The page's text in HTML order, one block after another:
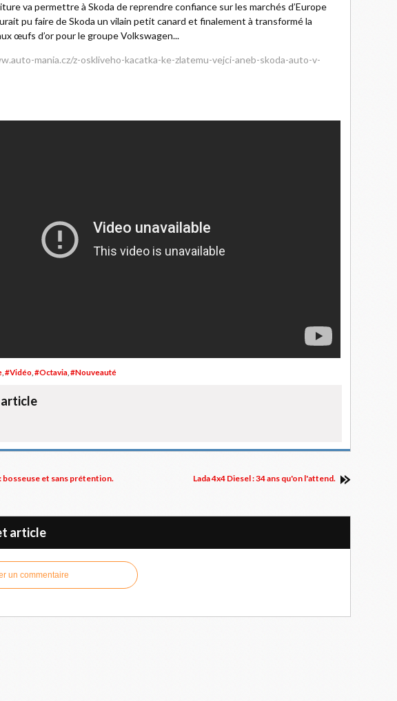
va permettre à Skoda de reprendre confiance sur les marchés d’Europe
pu faire de Skoda un vilain petit canard et finalement à transformé la
œufs d’or pour le groupe Volkswagen...
mania.cz/z-oskliveho-kacatka-ke-zlatemu-vejci-aneb-skoda-auto-v-
#Vidéo #Octavia #Nouveauté
bosseuse et sans prétention. Lada 4x4 Diesel : 34 ans qu'on l'attend.
article
un commentaire